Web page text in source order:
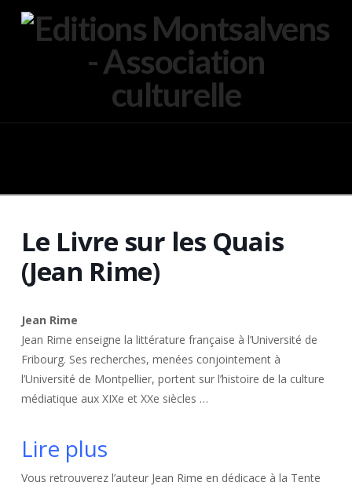
Le Livre sur les Quais
(Jean Rime)
Jean Rime
Jean Rime enseigne la littérature française à l’Université de
Fribourg. Ses recherches, menées conjointement à
l’Université de Montpellier, portent sur l’histoire de la culture
médiatique aux XIXe et XXe siècles …
Lire plus
Vous retrouverez l’auteur Jean Rime en dédicace à la Tente